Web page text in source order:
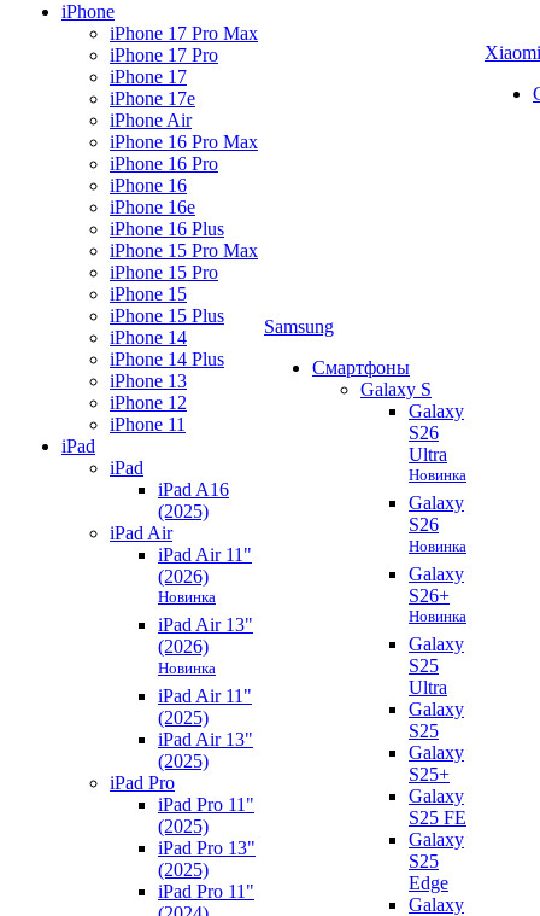
iPhone
iPhone 17 Pro Max
iPhone 17 Pro
iPhone 17
iPhone 17e
iPhone Air
iPhone 16 Pro Max
iPhone 16 Pro
iPhone 16
iPhone 16e
iPhone 16 Plus
iPhone 15 Pro Max
iPhone 15 Pro
iPhone 15
iPhone 15 Plus
iPhone 14
iPhone 14 Plus
iPhone 13
iPhone 12
iPhone 11
iPad
iPad
iPad A16
(2025)
iPad Air
iPad Air 11"
(2026)
Новинка
iPad Air 13"
(2026)
Новинка
iPad Air 11"
(2025)
iPad Air 13"
(2025)
iPad Pro
iPad Pro 11"
(2025)
iPad Pro 13"
(2025)
iPad Pro 11"
Samsung
Смартфоны
Galaxy S
Galaxy
S26
Ultra
Новинка
Galaxy
S26
Новинка
Galaxy
S26+
Новинка
Galaxy
S25
Ultra
Galaxy
S25
Galaxy
S25+
Galaxy
S25 FE
Galaxy
S25
Edge
Galaxy
Xiaomi